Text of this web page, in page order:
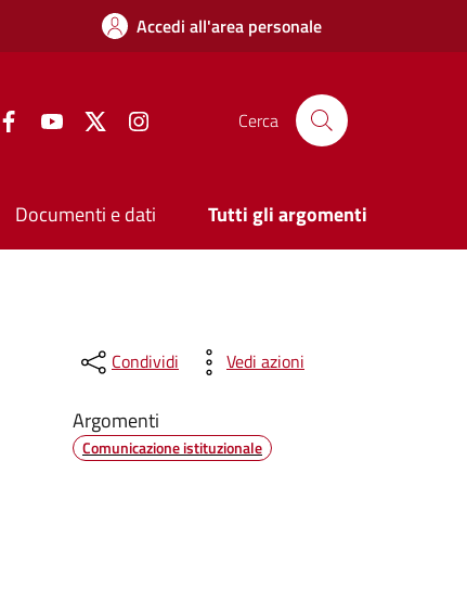
Accedi all'area personale
FacebookYouTube Twitter Cerca
Documenti e dati Tutti gli argomenti
Condividi Vedi azioni
Argomenti
Comunicazione istituzionale